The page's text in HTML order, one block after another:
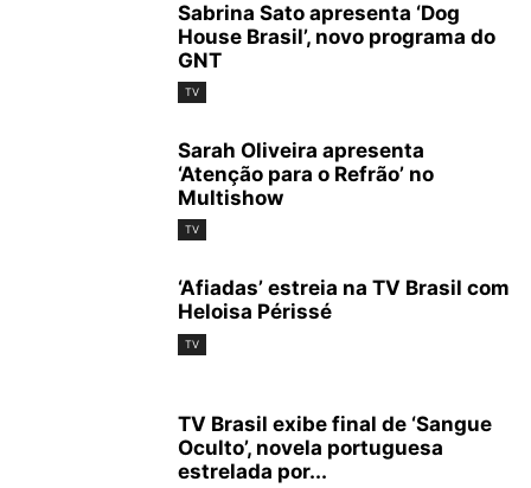
Sabrina Sato apresenta ‘Dog
House Brasil’, novo programa do
GNT
TV
Sarah Oliveira apresenta
‘Atenção para o Refrão’ no
Multishow
TV
‘Afiadas’ estreia na TV Brasil com
Heloisa Périssé
TV
TV Brasil exibe final de ‘Sangue
Oculto’, novela portuguesa
estrelada por...